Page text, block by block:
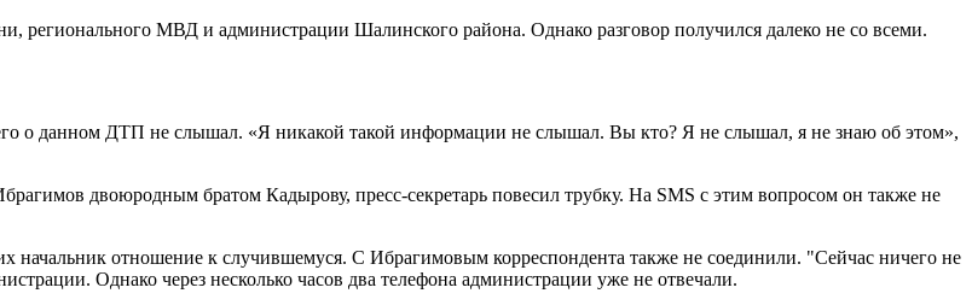
регионального МВД и администрации Шалинского района. Однако разговор получился далеко не со всеми.
о данном ДТП не слышал. «Я никакой такой информации не слышал. Вы кто? Я не слышал, я не знаю об этом»,
двоюродным братом Кадырову, пресс-секретарь повесил трубку. На SMS с этим вопросом он также не
начальник отношение к случившемуся. С Ибрагимовым корреспондента также не соединили. "Сейчас ничего не
Однако через несколько часов два телефона администрации уже не отвечали.